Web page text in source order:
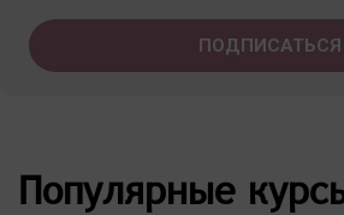
Популярные